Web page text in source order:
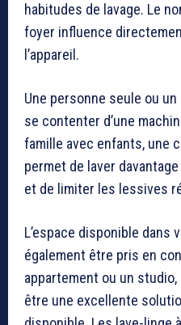
habitudes de lavage. Le
foyer influence
l’appareil.
Une personne seule ou
se contenter d’une
famille avec enfants, une
permet de laver
et de limiter les lessives
L’espace disponible dans
également être pris en
appartement ou un
être une excellente